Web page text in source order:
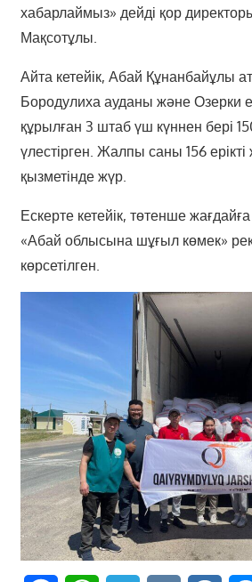
хабарлаймыз» дейді қор
Мақсотұлы.
Айта кетейік, Абай Құнанбайұлы
Бородулиха ауданы және Озерки
құрылған 3 штаб үш күннен бері
үлестірген. Жалпы саны 156
қызметінде жүр.
Ескерте кетейік, төтенше
«Абай облысына шұғыл көмек»
көрсетілген.